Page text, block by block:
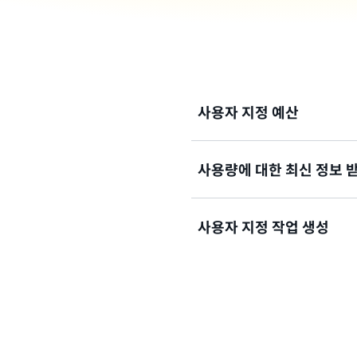
사용자 지정 예산
사용자 지정 예산을 통해 비
사용량에 대한 최신 정보
지출 및 리소스 사용에 대한
사용자 지정 작업 생성